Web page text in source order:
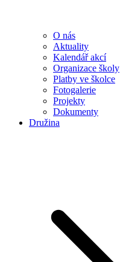
O nás
Aktuality
Kalendář akcí
Organizace školy
Platby ve školce
Fotogalerie
Projekty
Dokumenty
Družina